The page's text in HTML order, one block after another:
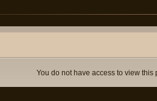
You do not have access to view this